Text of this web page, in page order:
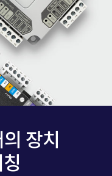
장치